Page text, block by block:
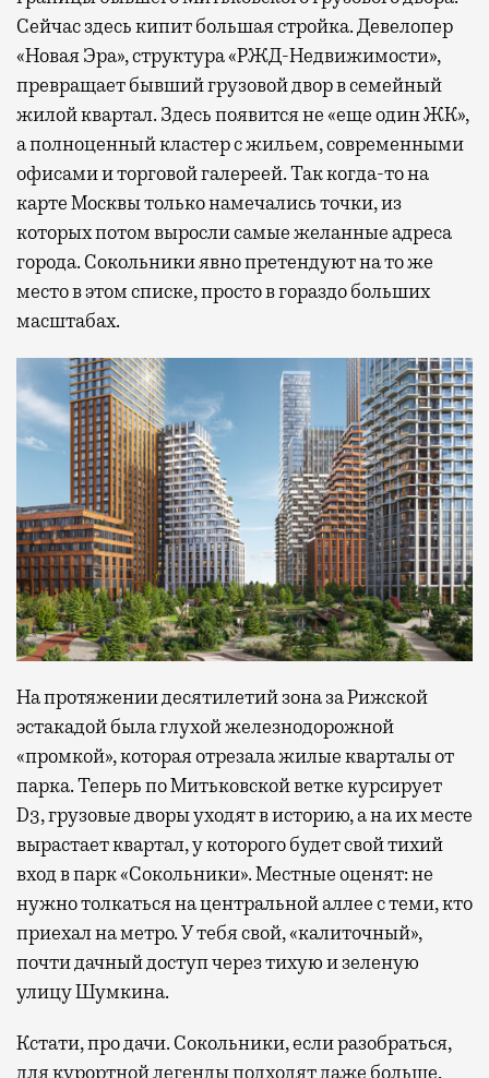
Сейчас здесь кипит большая стройка. Девелопер
«Новая Эра», структура «РЖД-Недвижимости»,
превращает бывший грузовой двор в семейный
жилой квартал. Здесь появится не «еще один ЖК»,
а полноценный кластер с жильем, современными
офисами и торговой галереей. Так когда-то на
карте Москвы только намечались точки, из
которых потом выросли самые желанные адреса
города. Сокольники явно претендуют на то же
место в этом списке, просто в гораздо больших
масштабах.
На протяжении десятилетий зона за Рижской
эстакадой была глухой железнодорожной
«промкой», которая отрезала жилые кварталы от
парка. Теперь по Митьковской ветке курсирует
D3, грузовые дворы уходят в историю, а на их месте
вырастает квартал, у которого будет свой тихий
вход в парк «Сокольники». Местные оценят: не
нужно толкаться на центральной аллее с теми, кто
приехал на метро. У тебя свой, «калиточный»,
почти дачный доступ через тихую и зеленую
улицу Шумкина.
Кстати, про дачи. Сокольники, если разобраться,
для курортной легенды подходят даже больше,